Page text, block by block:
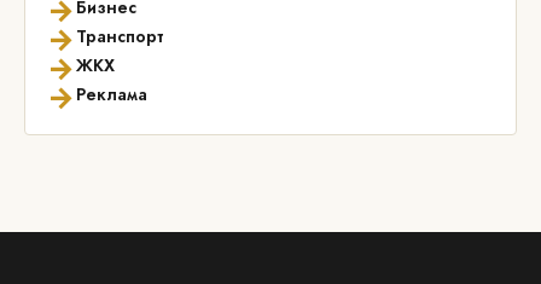
→ Бизнес
→ Транспорт
→ЖКХ
→ Реклама